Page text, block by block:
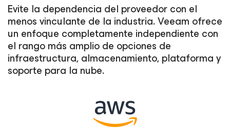
Evite la dependencia del proveedor con el
menos vinculante de la industria. Veeam ofrece
un enfoque completamente independiente con
el rango más amplio de opciones de
infraestructura, almacenamiento, plataforma y
soporte para la nube.